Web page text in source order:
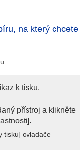
na který chcete
k tisku.
přístroj a klikněte
tisku] ovladače